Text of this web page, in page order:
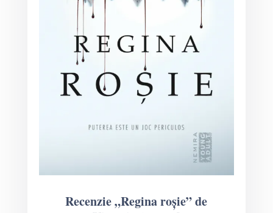
Recenzie „Regina roșie” de